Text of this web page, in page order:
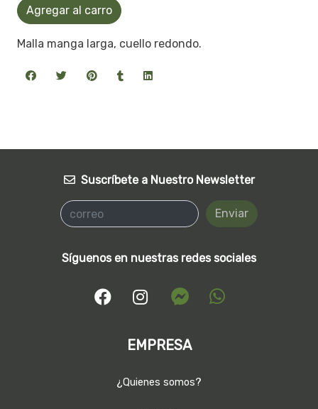
Agregar al carro
Malla manga larga, cuello redondo.
Suscríbete a Nuestro Newsletter
Enviar
Síguenos en nuestras redes sociales
EMPRESA
¿Quienes somos?